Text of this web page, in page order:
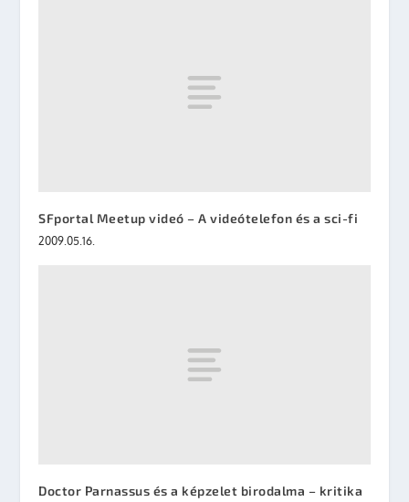
SFportal Meetup videó – A videótelefon és a sci-fi
2009.05.16.
Doctor Parnassus és a képzelet birodalma – kritika